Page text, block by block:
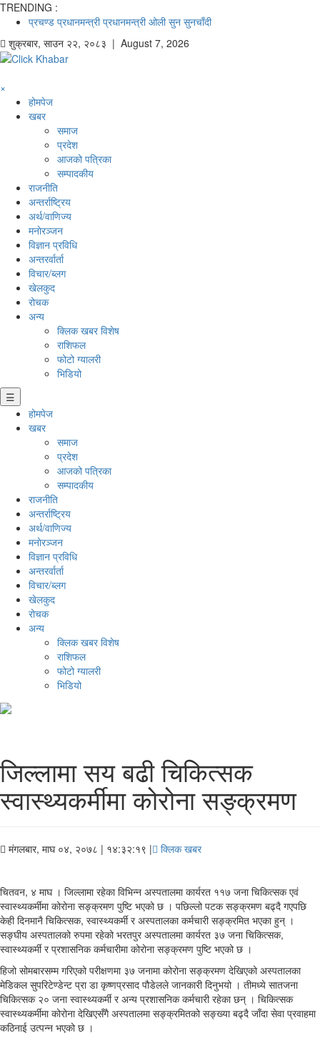
TRENDING :
प्रचण्ड प्रधानमन्त्री प्रधानमन्त्री ओली सुन सुनचाँदी
शुक्रबार, साउन २२, २०८३ | August 7, 2026
×
होमपेज
खबर
समाज
प्रदेश
आजको पत्रिका
सम्पादकीय
राजनीति
अन्तर्राष्ट्रिय
अर्थ/वाणिज्य
मनाेरञ्जन
विज्ञान प्रविधि
अन्तरर्वार्ता
विचार/ब्लग
खेलकुद
रोचक
अन्य
क्लिक खबर विशेष
राशिफल
फोटो ग्यालरी
भिडियो
☰
होमपेज
खबर
समाज
प्रदेश
आजको पत्रिका
सम्पादकीय
राजनीति
अन्तर्राष्ट्रिय
अर्थ/वाणिज्य
मनाेरञ्जन
विज्ञान प्रविधि
अन्तरर्वार्ता
विचार/ब्लग
खेलकुद
रोचक
अन्य
क्लिक खबर विशेष
राशिफल
फोटो ग्यालरी
भिडियो
जिल्लामा सय बढी चिकित्सक
स्वास्थ्यकर्मीमा कोरोना सङ्क्रमण
मंगलबार, माघ ०४, २०७८ | १४:३२:१९ | क्लिक खबर
चितवन, ४ माघ । जिल्लामा रहेका विभिन्न अस्पतालमा कार्यरत ११७ जना चिकित्सक एवं
स्वास्थ्यकर्मीमा कोरोना सङ्क्रमण पुष्टि भएको छ । पछिल्लो पटक सङ्क्रमण बढ्दै गएपछि
केही दिनमानै चिकित्सक, स्वास्थ्यकर्मी र अस्पतालका कर्मचारी सङ्क्रमित भएका हुन् ।
सङ्घीय अस्पतालको रुपमा रहेको भरतपुर अस्पतालमा कार्यरत ३७ जना चिकित्सक,
स्वास्थ्यकर्मी र प्रशासनिक कर्मचारीमा कोरोना सङ्क्रमण पुष्टि भएको छ ।
हिजो सोमबारसम्म गरिएको परीक्षणमा ३७ जनामा कोरोना सङ्क्रमण देखिएको अस्पतालका
मेडिकल सुपरिटेण्डेन्ट प्रा डा कृष्णप्रसाद पौडेलले जानकारी दिनुभयो । तीमध्ये सातजना
चिकित्सक २० जना स्वास्थ्यकर्मी र अन्य प्रशासनिक कर्मचारी रहेका छन् । चिकित्सक
स्वास्थ्यकर्मीमा कोरोना देखिएसँगै अस्पतालमा सङ्क्रमितको सङ्ख्या बढ्दै जाँदा सेवा प्रवाहमा
कठिनाई उत्पन्न भएको छ ।